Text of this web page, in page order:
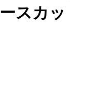
スカッ